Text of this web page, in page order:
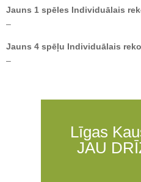
Jauns 1 spēles Individuālais
–
Jauns 4 spēļu Individuālais
–
Līgas
JAU